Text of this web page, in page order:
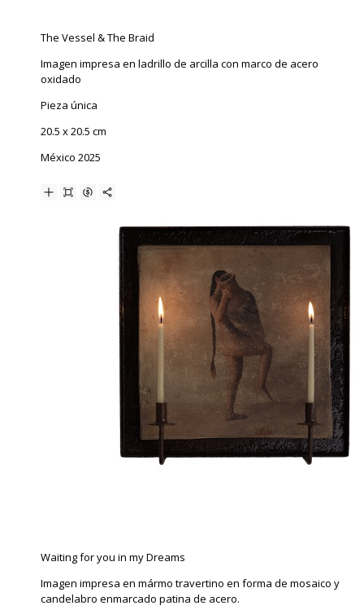
The Vessel & The Braid
Imagen impresa en ladrillo de arcilla con marco de acero
oxidado
Pieza única
20.5 x 20.5 cm
México 2025
Waiting for you in my Dreams
Imagen impresa en mármo travertino en forma de mosaico y
candelabro enmarcado patina de acero.